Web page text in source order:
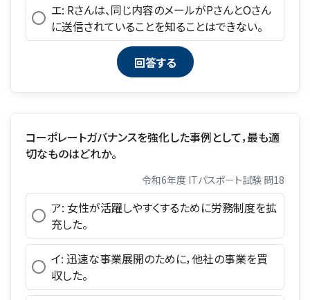
エ: Rさんは、同じ内容のメールがPさんとOさん
に送信されていることを知ることはできない。
コーポレートガバナンスを強化した事例として，最も適
切なものはどれか。
令和6年度 ITパスポート試験 問18
ア: 女性が活躍しやすくするために労務制度を拡
充した。
イ: 迅速な事業展開のために，他社の事業を買
収した。